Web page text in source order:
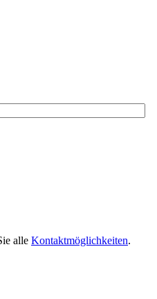
alle Kontaktmöglichkeiten.